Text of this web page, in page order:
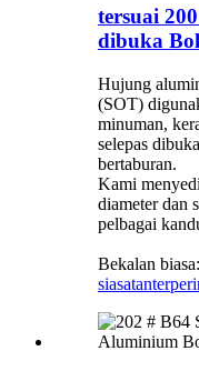
tersuai
dibuka
Hujung
(SOT)
minuman,
selepas
bertaburan.
Kami
diameter dan
pelbagai
Bekalan
siasatan